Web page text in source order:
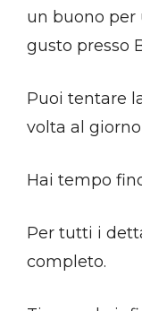
un buono per
gusto presso
Puoi tentare
volta al
Hai tempo
Per tutti i
completo.